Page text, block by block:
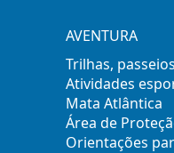
AVENTURA
Trilhas,
Atividades
Mata Atlântica
Área de
Orientações